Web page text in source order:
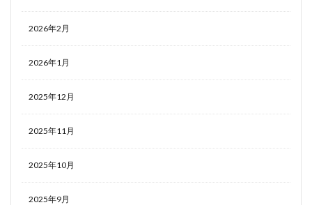
2026年2月
2026年1月
2025年12月
2025年11月
2025年10月
2025年9月